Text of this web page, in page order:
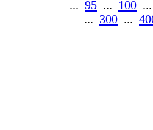
... 95 ... 100 ...
... 300 ...